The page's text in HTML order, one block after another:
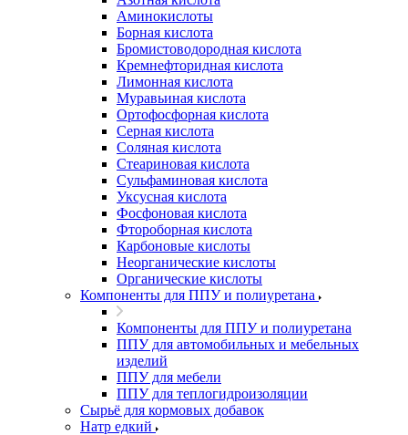
Аминокислоты
Борная кислота
Бромистоводородная кислота
Кремнефторидная кислота
Лимонная кислота
Муравьиная кислота
Ортофосфорная кислота
Серная кислота
Соляная кислота
Стеариновая кислота
Сульфаминовая кислота
Уксусная кислота
Фосфоновая кислота
Фтороборная кислота
Карбоновые кислоты
Неорганические кислоты
Органические кислоты
Компоненты для ППУ и полиуретана
Компоненты для ППУ и полиуретана
ППУ для автомобильных и мебельных
изделий
ППУ для мебели
ППУ для теплогидроизоляции
Сырьё для кормовых добавок
Натр едкий